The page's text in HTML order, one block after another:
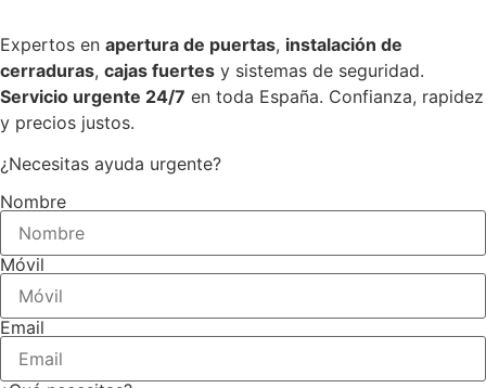
Expertos en apertura de puertas, instalación de
cerraduras, cajas fuertes y sistemas de seguridad.
Servicio urgente 24/7 en toda España. Confianza, rapidez
y precios justos.
¿Necesitas ayuda urgente?
Nombre
Móvil
Email